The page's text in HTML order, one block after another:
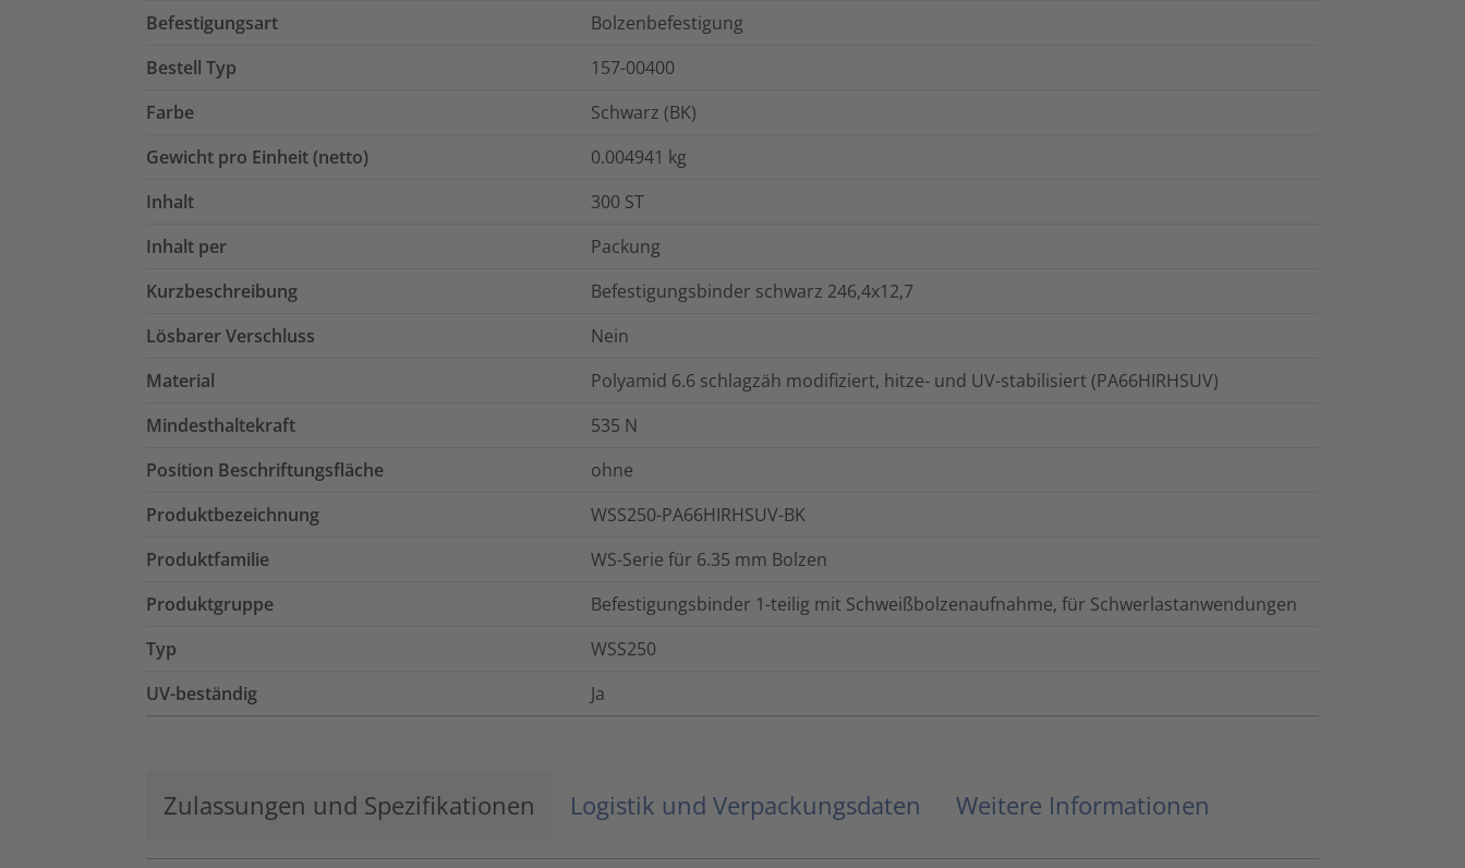
Befestigungsart
Bolzenbefestigung
Bestell Typ
157-00400
Farbe
Schwarz (BK)
Gewicht pro Einheit (netto)
0.004941 kg
Inhalt
300 ST
Inhalt per
Packung
Kurzbeschreibung
Befestigungsbinder schwarz 246,4x12,7
Lösbarer Verschluss
Nein
Material
Polyamid 6.6 schlagzäh modifiziert, hitze- und UV-stabilisiert (PA66HIRHSUV)
Mindesthaltekraft
535 N
Position Beschriftungsfläche
ohne
Produktbezeichnung
WSS250-PA66HIRHSUV-BK
Produktfamilie
WS-Serie für 6.35 mm Bolzen
Produktgruppe
Befestigungsbinder 1-teilig mit Schweißbolzenaufnahme, für Schwerlastanwendungen
Typ
WSS250
UV-beständig
Ja
Zulassungen und Spezifikationen Logistik und Verpackungsdaten Weitere Informationen